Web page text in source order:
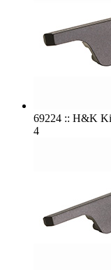
69224 :: H&K
4